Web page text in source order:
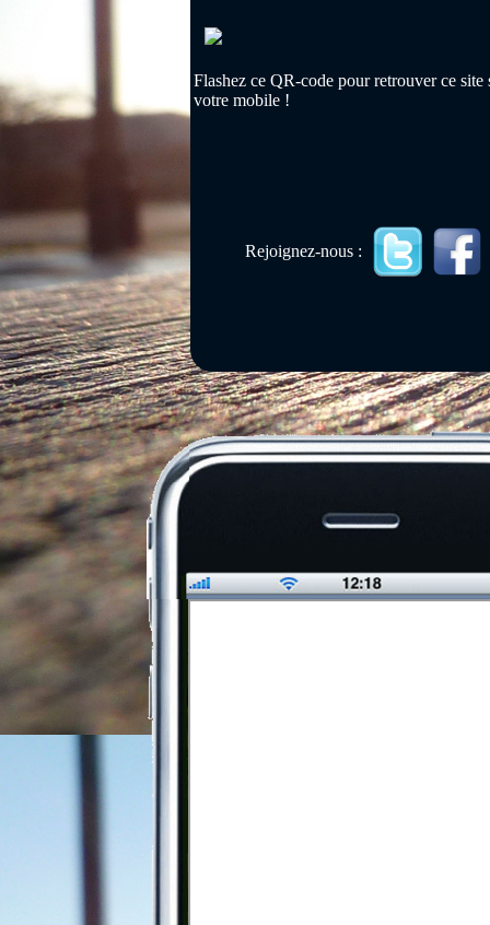
Flashez ce QR-code pour retrouver ce site
votre mobile !
Rejoignez-nous :